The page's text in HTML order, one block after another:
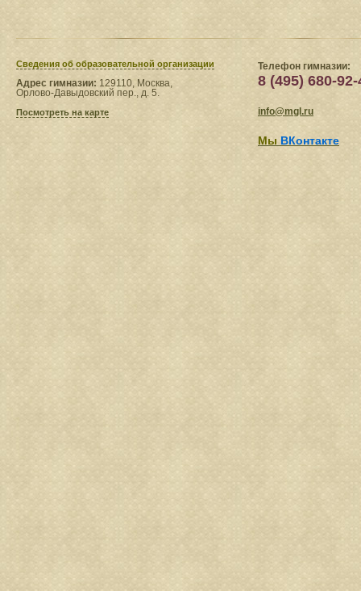
Сведения​ об образовательной организации
Адрес гимназии: 129110, Москва,
Орлово-Давыдовский пер., д. 5.
Посмотреть на карте
Телефон гимназии:
8 (495) 680-92-
info@mgl.ru
Мы ВКонтакте